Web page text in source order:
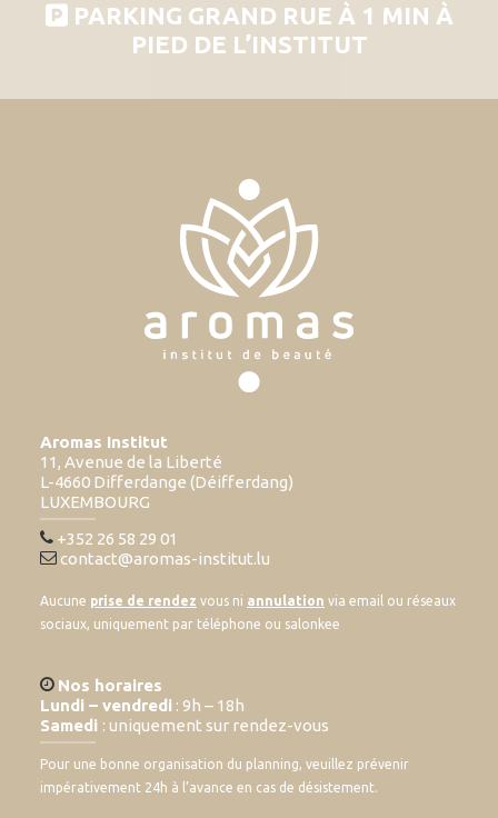
PARKING GRAND RUE À 1 MIN À
PIED DE L’INSTITUT
Aromas Institut
11, Avenue de la Liberté
L-4660 Differdange (Déifferdang)
LUXEMBOURG
+352 26 58 29 01
contact@aromas-institut.lu
Aucune prise de rendez vous ni annulation via email ou réseaux
sociaux, uniquement par téléphone ou salonkee
Nos horaires
Lundi – vendredi : 9h – 18h
Samedi : uniquement sur rendez-vous
Pour une bonne organisation du planning, veuillez prévenir
impérativement 24h à l’avance en cas de désistement.